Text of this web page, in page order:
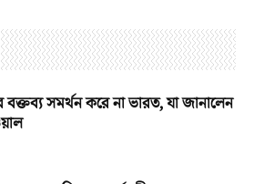
বক্তব্য সমর্থন করে না ভারত, যা জানালেন